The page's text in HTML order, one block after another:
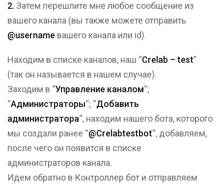
2. Затем перешлите мне любое сообщение из
вашего канала (вы также можете отправить
@username вашего канала или id).
Находим в списке каналов, наш “Crelab – test”
(так он называется в нашем случае).
Заходим в “Управление каналом“;
“Администраторы“; “Добавить
администратора“, находим нашего бота, которого
мы создали ранее “@Crelabtestbot“, добавляем,
после чего он появится в списке
администраторов канала.
Идем обратно в Контроллер бот и отправляем